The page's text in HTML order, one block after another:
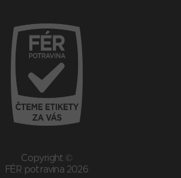
Copyright ©
FÉR potravina 2026